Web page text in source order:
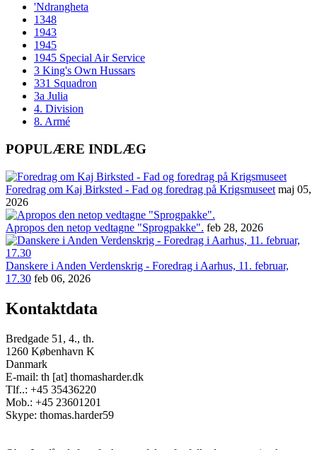
'Ndrangheta
1348
1943
1945
1945 Special Air Service
3 King's Own Hussars
331 Squadron
3a Julia
4. Division
8. Armé
POPULÆRE INDLÆG
Foredrag om Kaj Birksted - Fad og foredrag på Krigsmuseet maj 05,
2026
Apropos den netop vedtagne "Sprogpakke". feb 28, 2026
Danskere i Anden Verdenskrig - Foredrag i Aarhus, 11. februar,
17.30 feb 06, 2026
Kontaktdata
Bredgade 51, 4., th.
1260 København K
Danmark
E-mail: th [at] thomasharder.dk
Tlf..: +45 35436220
Mob.: +45 23601201
Skype: thomas.harder59